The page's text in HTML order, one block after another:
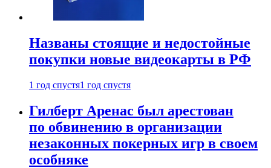
Названы стоящие и недостойные
покупки новые видеокарты в РФ
1 год спустя1 год спустя
Гилберт Аренас был арестован
по обвинению в организации
незаконных покерных игр в своем
особняке